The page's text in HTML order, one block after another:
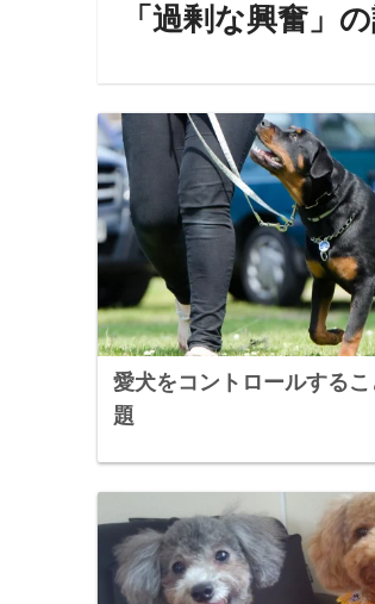
「過剰な興奮」
愛犬をコントロールする
題